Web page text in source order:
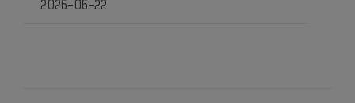
2026-06-22